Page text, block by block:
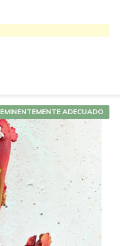
EMINENTEMENTE ADECUADO